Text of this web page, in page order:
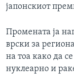
јапонскиот
Промената ја
врски за
на тоа како да
нуклеарно и